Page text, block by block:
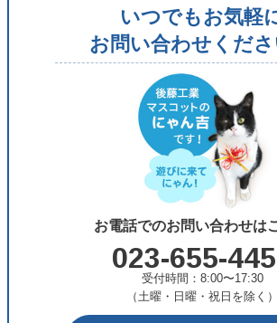
いつでもお気軽
お問い合わせくださ
お電話でのお問い合わせは
023-655-
受付時間：8:00〜17:30
（土曜・日曜・祝日を除く）